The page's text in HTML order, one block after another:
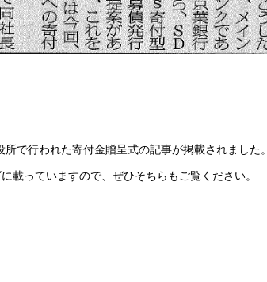
で行われた寄付金贈呈式の記事が掲載されました。
に載っていますので、ぜひそちらもご覧ください。